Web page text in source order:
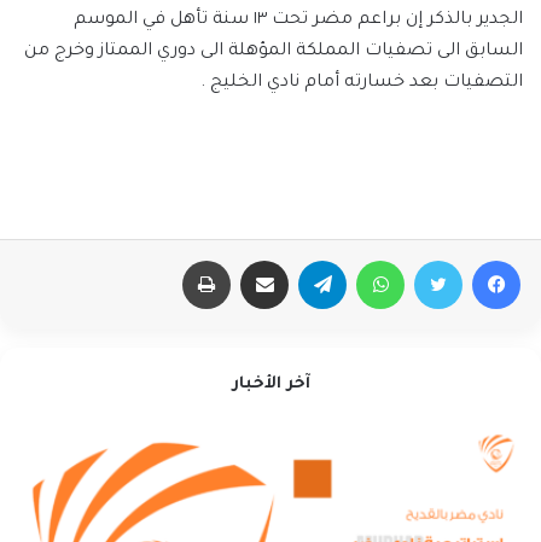
الجدير بالذكر إن براعم مضر تحت ١٣ سنة تأهل في الموسم
السابق الى تصفيات المملكة المؤهلة الى دوري الممتاز وخرج من
التصفيات بعد خسارته أمام نادي الخليج .
فيسبوك تويتر واتساب تيلقرام مشاركة عبر البريد
آخر الأخبار